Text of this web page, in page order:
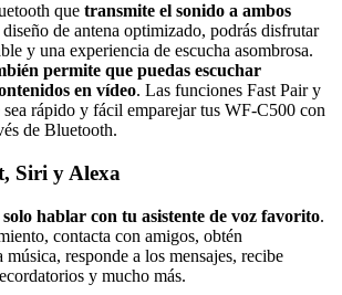
que transmite el sonido a ambos
de antena optimizado, podrás disfrutar
y una experiencia de escucha asombrosa.
permite que puedas escuchar
en vídeo. Las funciones Fast Pair y
rápido y fácil emparejar tus WF-C500 con
de Bluetooth.
Siri y Alexa
hablar con tu asistente de voz favorito.
contacta con amigos, obtén
responde a los mensajes, recibe
y mucho más.